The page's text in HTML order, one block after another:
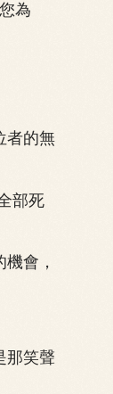
為
者的無
部死
會，
那笑聲